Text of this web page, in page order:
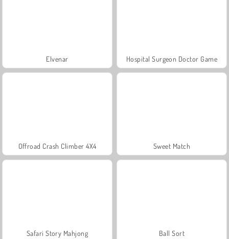
Elvenar Hospital Surgeon Doctor Game
Offroad Crash Climber 4X4 Sweet Match
Safari Story Mahjong Ball Sort